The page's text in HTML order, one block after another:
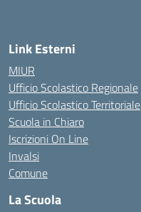
Link Esterni
MIUR
Ufficio Scolastico Regionale
Ufficio Scolastico Territoriale
Scuola in Chiaro
Iscrizioni On Line
Invalsi
Comune
La Scuola